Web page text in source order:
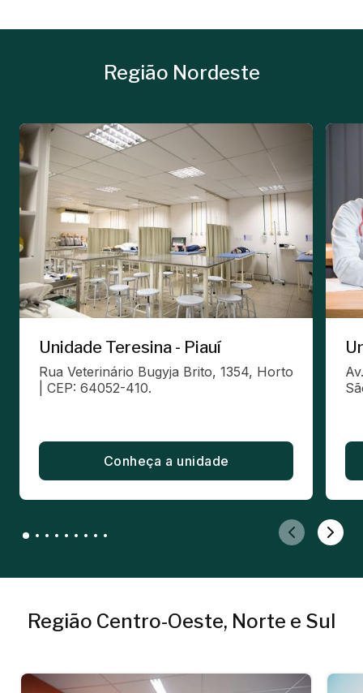
Região Nordeste
Unidade Teresina - Piauí
Rua Veterinário Bugyja Brito, 1354, Horto
| CEP: 64052-410.
Conheça a unidade
Região Centro-Oeste, Norte e Sul